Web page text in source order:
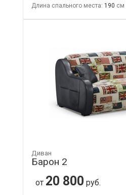
Длина спального места: 190
Диван
Барон 2
от 20 800 руб.